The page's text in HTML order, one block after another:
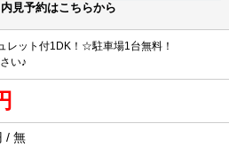
見予約はこちらから
レット付1DK！☆駐車場1台無料！
い♪
/ 無